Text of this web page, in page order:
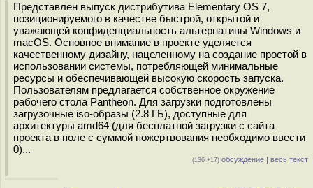
Представлен выпуск дистрибутива Elementary OS 7,
позиционируемого в качестве быстрой, открытой и
уважающей конфиденциальность альтернативы Windows и
macOS. Основное внимание в проекте уделяется
качественному дизайну, нацеленному на создание простой в
использовании системы, потребляющей минимальные
ресурсы и обеспечивающей высокую скорость запуска.
Пользователям предлагается собственное окружение
рабочего стола Pantheon. Для загрузки подготовлены
загрузочные iso-образы (2.8 ГБ), доступные для
архитектуры amd64 (для бесплатной загрузки с сайта
проекта в поле с суммой пожертвования необходимо ввести
0)...
(136 +17) обсуждение | весь текст